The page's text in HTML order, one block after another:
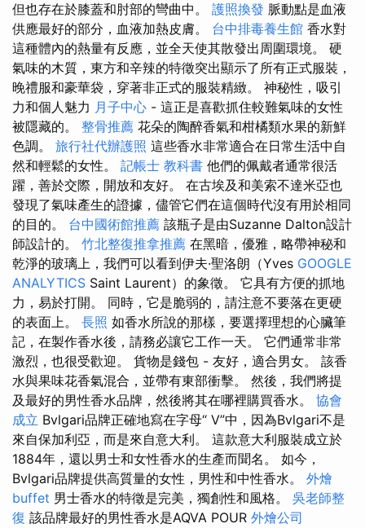
但也存在於膝蓋和肘部的彎曲中。 護照換發 脈動點是血液
供應最好的部分，血液加熱皮膚。 台中排毒養生館 香水對
這種體內的熱量有反應，並全天使其散發出周圍環境。 硬
氣味的木質，東方和辛辣的特徵突出顯示了所有正式服裝，
晚禮服和豪華袋，穿著非正式的服裝精緻。 神秘性，吸引
力和個人魅力 月子中心 - 這正是喜歡抓住較難氣味的女性
被隱藏的。 整骨推薦 花朵的陶醉香氣和柑橘類水果的新鮮
色調。 旅行社代辦護照 這些香水非常適合在日常生活中自
然和輕鬆的女性。 記帳士 教科書 他們的佩戴者通常很活
躍，善於交際，開放和友好。 在古埃及和美索不達米亞也
發現了氣味產生的證據，儘管它們在這個時代沒有用於相同
的目的。 台中國術館推薦 該瓶子是由Suzanne Dalton設計
師設計的。 竹北整復推拿推薦 在黑暗，優雅，略帶神秘和
乾淨的玻璃上，我們可以看到伊夫·聖洛朗（Yves GOOGLE
ANALYTICS Saint Laurent）的象徵。 它具有方便的抓地
力，易於打開。 同時，它是脆弱的，請注意不要落在更硬
的表面上。 長照 如香水所說的那樣，要選擇理想的心臟筆
記，在製作香水後，請務必讓它工作一天。 它們通常非常
激烈，也很受歡迎。 貨物是錢包 - 友好，適合男女。 該香
水與果味花香氣混合，並帶有東部衝擊。 然後，我們將提
及最好的男性香水品牌，然後將其在哪裡購買香水。 協會
成立 Bvlgari品牌正確地寫在字母“ V”中，因為Bvlgari不是
來自保加利亞，而是來自意大利。 這款意大利服裝成立於
1884年，還以男士和女性香水的生產而聞名。 如今，
Bvlgari品牌提供高質量的女性，男性和中性香水。 外燴
buffet 男士香水的特徵是完美，獨創性和風格。 吳老師整
復 該品牌最好的男性香水是AQVA POUR 外燴公司